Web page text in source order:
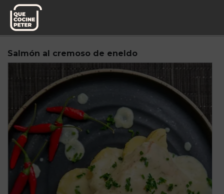
Pedido semanal
Salmón al cremoso de eneldo